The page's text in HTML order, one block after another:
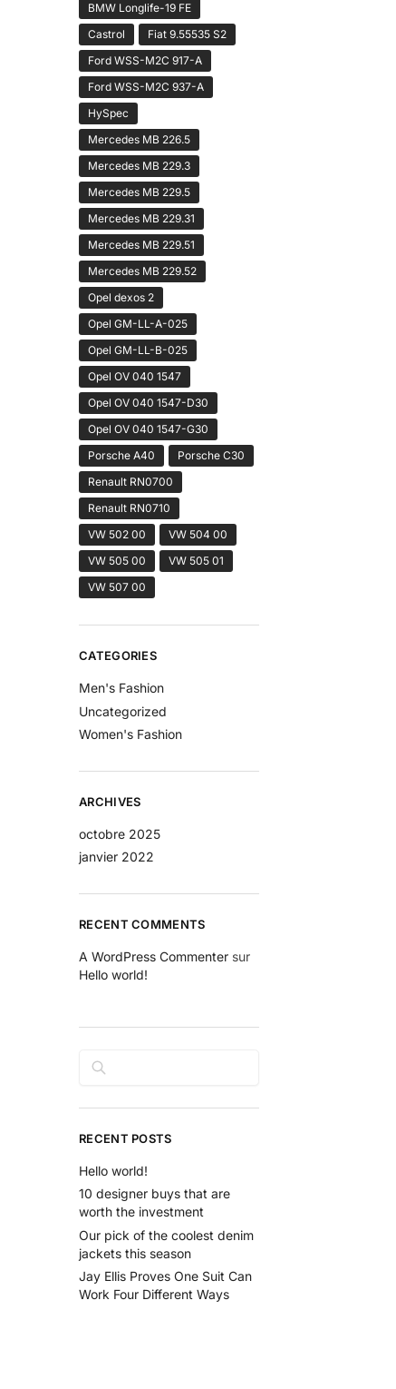
BMW Longlife-19 FE
Castrol
Fiat 9.55535 S2
Ford WSS-M2C 917-A
Ford WSS-M2C 937-A
HySpec
Mercedes MB 226.5
Mercedes MB 229.3
Mercedes MB 229.5
Mercedes MB 229.31
Mercedes MB 229.51
Mercedes MB 229.52
Opel dexos 2
Opel GM-LL-A-025
Opel GM-LL-B-025
Opel OV 040 1547
Opel OV 040 1547-D30
Opel OV 040 1547-G30
Porsche A40
Porsche C30
Renault RN0700
Renault RN0710
VW 502 00
VW 504 00
VW 505 00
VW 505 01
VW 507 00
CATEGORIES
Men's Fashion
Uncategorized
Women's Fashion
ARCHIVES
octobre 2025
janvier 2022
RECENT COMMENTS
A WordPress Commenter sur
Hello world!
RECENT POSTS
Hello world!
10 designer buys that are
worth the investment
Our pick of the coolest denim
jackets this season
Jay Ellis Proves One Suit Can
Work Four Different Ways